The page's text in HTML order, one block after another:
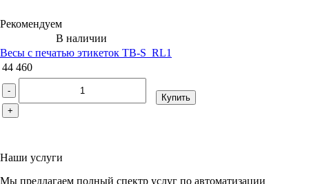
Рекомендуем
В наличии
Весы с печатью этикеток ТВ-S_RL1
44 460
-
+
Купить
Наши услуги
Мы предлагаем полный спектр услуг по автоматизации